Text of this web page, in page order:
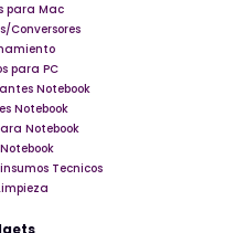
para Mac
Conversores
para PC
Notebook
Notebook
Notebook
Tecnicos